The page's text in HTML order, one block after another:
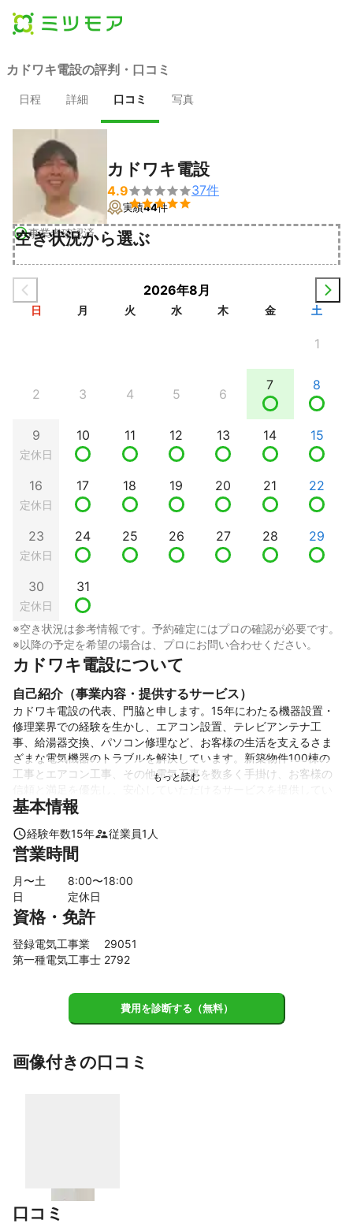
カドワキ電設の評判・口コミ
日程 詳細 口コミ 写真
事業者確認済
カドワキ電設
4.9

37件
実績44件
空き状況から選ぶ
2026年8月
日 月 火 水 木 金 土
1
2 3 4 5 6
7 8
9
定休日
10 11 12 13 14 15
16
定休日
17 18 19 20 21 22
23
定休日
24 25 26 27 28 29
30
定休日
31
※空き状況は参考情報です。予約確定にはプロの確認が必要です。
※以降の予定を希望の場合は、プロにお問い合わせください。
カドワキ電設について
自己紹介（事業内容・提供するサービス）
カドワキ電設の代表、門脇と申します。15年にわたる機器設置・
修理業界での経験を生かし、エアコン設置、テレビアンテナ工
事、給湯器交換、パソコン修理など、お客様の生活を支えるさま
ざまな電気機器のトラブルを解決しています。新築物件100棟の
工事とエアコン工事、その他電気工事を数多く手掛け、お客様の
ます。
当社の強みは、お客様一人一人のお困りごとを解消することで
す。お客様の要望を丁寧にヒアリングし、最善の解決策を提案し
ため、必要とされるサービスをスピーディかつ丁寧に提供するこ
とを心がけているところが、他業者と比べて私たちが選ばれる理
由です。
さらに、カドワキ電設は一人一人のお客様に対して、親身になっ
て対応します。お客様のお困りごとが解決し、ほっとした表情を
カドワキ電設は、お客様に最高のサービスを提供し、生活を豊か
にすることを使命としています。これからも、お客さまのご要望
いいたします。
これまでの実績
基本情報
経験年数15年 従業員1 人
営業時間
月〜土 8:00〜18:00
日
定休日
資格・免許
登録電気工事業 29051
第一種電気工事士 2792
費用を診断する（無料）
画像付きの口コミ
口コミ